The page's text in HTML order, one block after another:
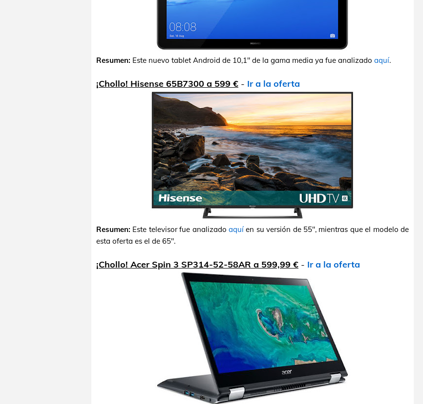
Resumen: Este nuevo tablet Android de 10,1" de la gama media ya fue analizado aquí.
¡Chollo! Hisense 65B7300 a 599 € - Ir a la oferta
Resumen: Este televisor fue analizado aquí en su versión de 55", mientras que el modelo de
esta oferta es el de 65".
¡Chollo! Acer Spin 3 SP314-52-58AR a 599,99 € - Ir a la oferta